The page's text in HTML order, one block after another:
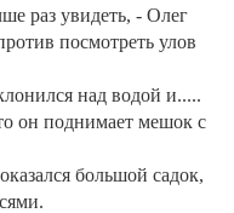
раз увидеть, - Олег
посмотреть улов
над водой и.....
он поднимает мешок с
большой садок,